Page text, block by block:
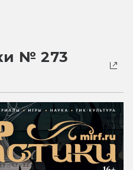
№ 273